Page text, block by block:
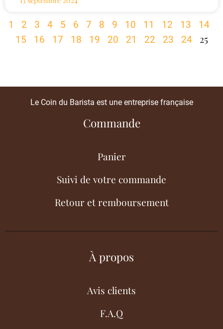
1 2 3 4 5 6 7 8 9 10 11 12 13
14
15
16 17 18 19 20 21 22 23 24 25
Le Coin du Barista est une entreprise française
Commande
Panier
Suivi de votre commande
Retour et remboursement
À propos
Avis clients
F.A.Q